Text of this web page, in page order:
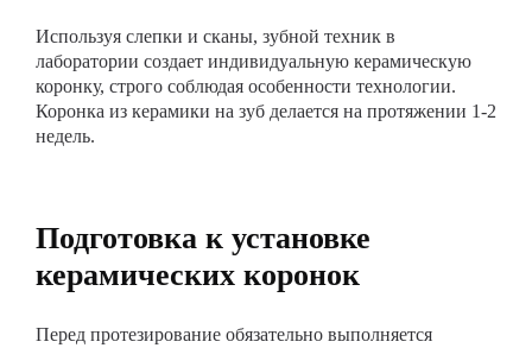
Используя слепки и сканы, зубной техник в
лаборатории создает индивидуальную керамическую
коронку, строго соблюдая особенности технологии.
Коронка из керамики на зуб делается на протяжении 1-2
недель.
Подготовка к установке
керамических коронок
Перед протезирование обязательно выполняется